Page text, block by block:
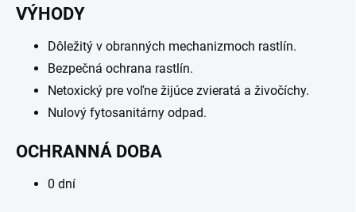
VÝHODY
Dôležitý v obranných mechanizmoch rastlín.
Bezpečná ochrana rastlín.
Netoxický pre voľne žijúce zvieratá a živočíchy.
Nulový fytosanitárny odpad.
OCHRANNÁ DOBA
0 dní